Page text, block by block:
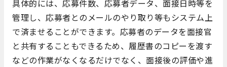
具体的には、応募件数、応募者データ、面接日時等を
管理し、応募者とのメールのやり取り等もシステム上
で済ませることができます。応募者のデータを面接官
と共有することもできるため、履歴書のコピーを渡す
などの作業がなくなるだけでなく、面接後の評価や進